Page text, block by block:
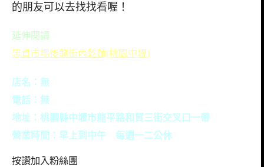
的朋友可以去找找看喔！
延伸閱讀
忠貞市場後龍街內乾麵(桃園 中壢)
店名：無
電話：無
地址：桃園縣中壢市龍平路和貿三街交叉口一帶
營業時間：早上到中午 每週一二公休
按讚加入粉絲團